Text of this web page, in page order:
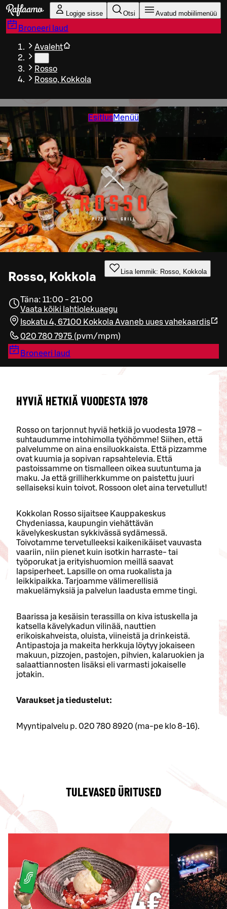
Liigu peamise sisu juurde
Logige sisse Otsi Avatud mobiilimenüü
Broneeri laud
Avaleht
Rosso
Rosso, Kokkola
EsitlusMenüü
Rosso, Kokkola Lisa lemmik: Rosso, Kokkola
Täna: 11:00 - 21:00
Vaata kõiki lahtiolekuaegu
Isokatu 4, 67100 Kokkola Avaneb uues vahekaardis
020 780 7975 (pvm/mpm)
Broneeri laud
HYVIÄ HETKIÄ VUODESTA 1978
Rosso on tarjonnut hyviä hetkiä jo vuodesta 1978 –
suhtaudumme intohimolla työhömme! Siihen, että
palvelumme on aina ensiluokkaista. Että pizzamme
ovat kuumia ja sopivan rapsahtelevia. Että
pastoissamme on tismalleen oikea suutuntuma ja
maku. Ja että grilliherkkumme on paistettu juuri
sellaiseksi kuin toivot. Rossoon olet aina tervetullut!
Kokkolan Rosso sijaitsee Kauppakeskus
Chydeniassa, kaupungin viehättävän
kävelykeskustan sykkivässä sydämessä.
Toivotamme tervetulleeksi kaikenikäiset vauvasta
vaariin, niin pienet kuin isotkin harraste- tai
työporukat ja erityishuomion meillä saavat
lapsiperheet. Lapsille on oma ruokalista ja
leikkipaikka. Tarjoamme välimerellisiä
makuelämyksiä ja palvelun laadusta emme tingi.
Baarissa ja kesäisin terassilla on kiva istuskella ja
katsella kävelykadun vilinää, nauttien
erikoiskahveista, oluista, viineistä ja drinkeistä.
Antipastoja ja makeita herkkuja löytyy jokaiseen
makuun, pizzojen, pastojen, pihvien, kalaruokien ja
salaattiannosten lisäksi eli varmasti jokaiselle
jotakin.
Varaukset ja tiedustelut:
Myyntipalvelu p. 020 780 8920 (ma-pe klo 8-16).
TULEVASED ÜRITUSED